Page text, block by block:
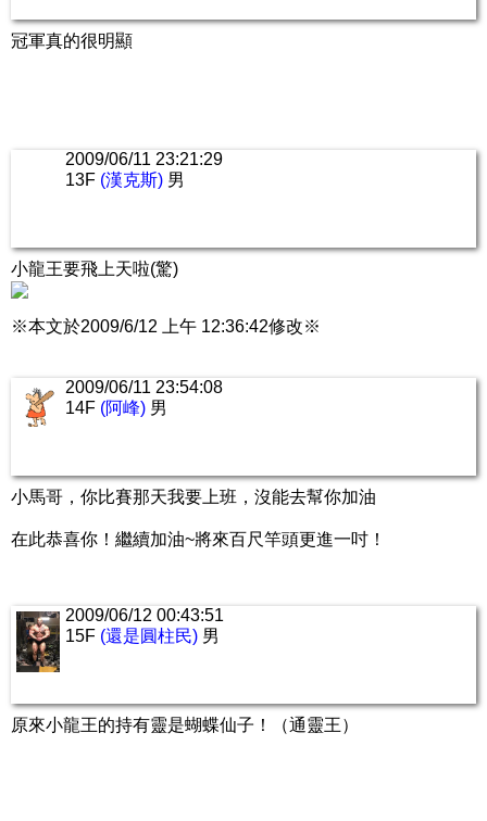
冠軍真的很明顯
2009/06/11 23:21:29
13F (漢克斯) 男
小龍王要飛上天啦(驚)
※本文於2009/6/12 上午 12:36:42修改※
2009/06/11 23:54:08
14F (阿峰) 男
小馬哥，你比賽那天我要上班，沒能去幫你加油
在此恭喜你！繼續加油~將來百尺竿頭更進一吋！
2009/06/12 00:43:51
15F (還是圓柱民) 男
原來小龍王的持有靈是蝴蝶仙子！（通靈王）